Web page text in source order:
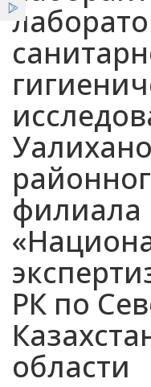
Услуги
Льготы
Новости
Вакансии
филиала
РК по
области